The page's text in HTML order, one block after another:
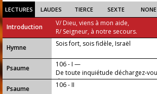
LECTURES LAUDES TIERCE SEXTE NONE
Introduction
V/ Dieu, viens à mon aide,
R/ Seigneur, à notre secours.
...
Hymne Sois fort, sois fidèle, Israël
Psaume
106 - I —
De toute inquiétude déchargez-
de vous.
Psaume
106 - II